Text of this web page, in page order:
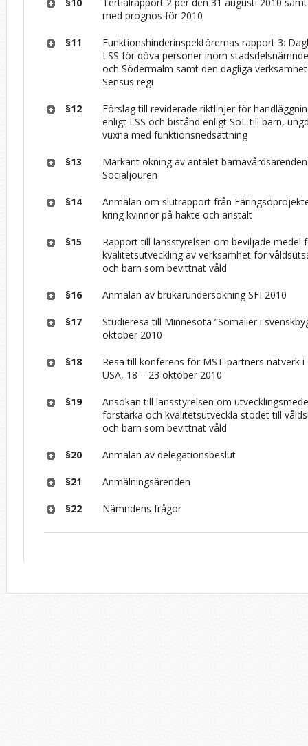
med prognos för 2010
§11
Funktionshinderinspektörernas rapport 3:
LSS för döva personer inom
och Södermalm samt den dagliga
Sensus regi
§12
Förslag till reviderade riktlinjer för
enligt LSS och bistånd enligt SoL till barn,
vuxna med funktionsnedsättning
§13
Markant ökning av antalet
Socialjouren
§14
Anmälan om slutrapport från
kring kvinnor på häkte och anstalt
§15
Rapport till länsstyrelsen om beviljade medel
kvalitetsutveckling av verksamhet för
och barn som bevittnat våld
§16 Anmälan av brukarundersökning SFI 2010
§17
Studieresa till Minnesota ”Somalier i
oktober 2010
§18
Resa till konferens för MST-partners nätverk i
USA, 18 – 23 oktober 2010
§19
Ansökan till länsstyrelsen om
förstärka och kvalitetsutveckla stödet till
och barn som bevittnat våld
§20 Anmälan av delegationsbeslut
§21 Anmälningsärenden
§22 Nämndens frågor